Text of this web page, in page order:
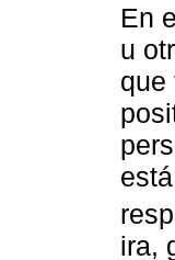
En
u
que
ira,